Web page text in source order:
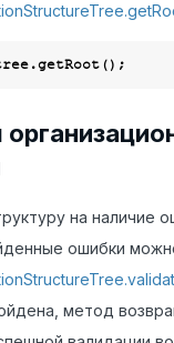
на наличие
ошибки
метод